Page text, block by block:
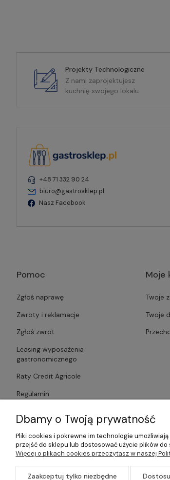
Projekty Technologiczne
Z nami zaprojektujesz
kuchnię swojego lokalu
+48 71 332 90 24
biuro@gastrosklep.pl
Nasz Facebook
Pomoc
Zgłoś naprawę
Zwroty i reklamacje
Zgłoś zwrot
Leasing wyposażenia
gastronomicznego
Raty Credit Agricole
Regulamin
Moje
Twoje
Twoje
©2026 Wszelkie Prawa Zastrzeżone | Gastrosklep
Dbamy o Twoją prywatność
Pliki cookies i pokrewne im technologie
przejść do sklepu lub dostosować użycie plików
Więcej o plikach cookies przeczytasz w naszej
Zaakceptuj tylko niezbędne